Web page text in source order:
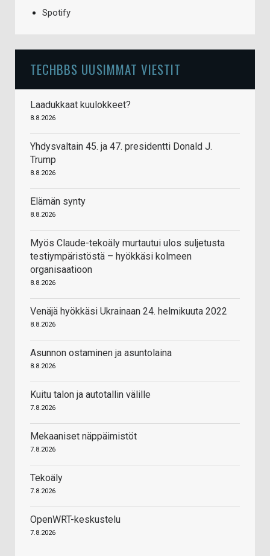
Spotify
TECHBBS UUSIMMAT VIESTIT
Laadukkaat kuulokkeet?
8.8.2026
Yhdysvaltain 45. ja 47. presidentti Donald J.
Trump
8.8.2026
Elämän synty
8.8.2026
Myös Claude-tekoäly murtautui ulos suljetusta
testiympäristöstä – hyökkäsi kolmeen
organisaatioon
8.8.2026
Venäjä hyökkäsi Ukrainaan 24. helmikuuta 2022
8.8.2026
Asunnon ostaminen ja asuntolaina
8.8.2026
Kuitu talon ja autotallin välille
7.8.2026
Mekaaniset näppäimistöt
7.8.2026
Tekoäly
7.8.2026
OpenWRT-keskustelu
7.8.2026